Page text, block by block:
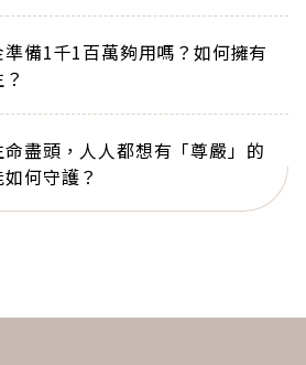
備1千1百萬夠用嗎？如何擁有
盡頭，人人都想有「尊嚴」的
何守護？